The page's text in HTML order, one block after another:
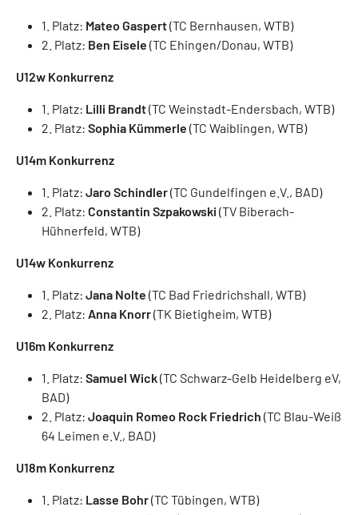
1. Platz: Mateo Gaspert(TC Bernhausen, WTB)
2. Platz: Ben Eisele (TC Ehingen/Donau, WTB)
U12w Konkurrenz
1. Platz: Lilli Brandt(TC Weinstadt-Endersbach, WTB)
2. Platz: Sophia Kümmerle (TC Waiblingen, WTB)
U14m Konkurrenz
1. Platz: Jaro Schindler(TC Gundelfingen e.V., BAD)
2. Platz: Constantin Szpakowski (TV Biberach-
Hühnerfeld, WTB)
U14w Konkurrenz
1. Platz: Jana Nolte (TC Bad Friedrichshall, WTB)
2. Platz: Anna Knorr(TK Bietigheim, WTB)
U16m Konkurrenz
1. Platz: Samuel Wick(TC Schwarz-Gelb Heidelberg eV,
BAD)
2. Platz: Joaquin Romeo Rock Friedrich (TC Blau-Weiß
64 Leimen e.V., BAD)
U18m Konkurrenz
1. Platz: Lasse Bohr(TC Tübingen, WTB)